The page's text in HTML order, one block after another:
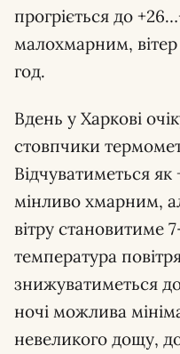
прогріється до
малохмарним,
год.
Вдень у Харкові
стовпчики
Відчуватиметься
мінливо хмарним,
вітру становитиме
температура
знижуватиметься
ночі можлива
невеликого дощу,